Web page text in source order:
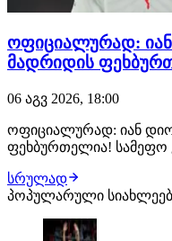
ოფიციალურად:
მადრიდის
06 აგვ 2026, 18:00
ოფიციალურად: იან
ფეხბურთელია! სამეფო
ფეხბურთელმა
გააფორმა, მხარეებს
გარიგება შედგა.
დამატებას…
სრულად
პოპულარული